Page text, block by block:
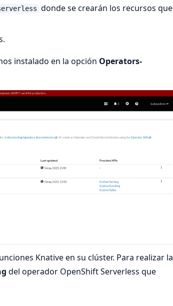
donde se crearán los recursos que
instalado en la opción Operators-
Knative en su clúster. Para realizar la
del operador OpenShift Serverless que